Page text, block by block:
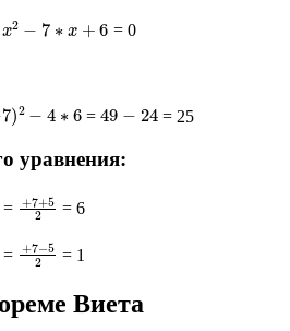
2 ∗ = 0
7)2− ∗ = 49 24 = 25
уравнения:
1
= + 7 +5 = 6
1
= +7−5 = 1
Виета